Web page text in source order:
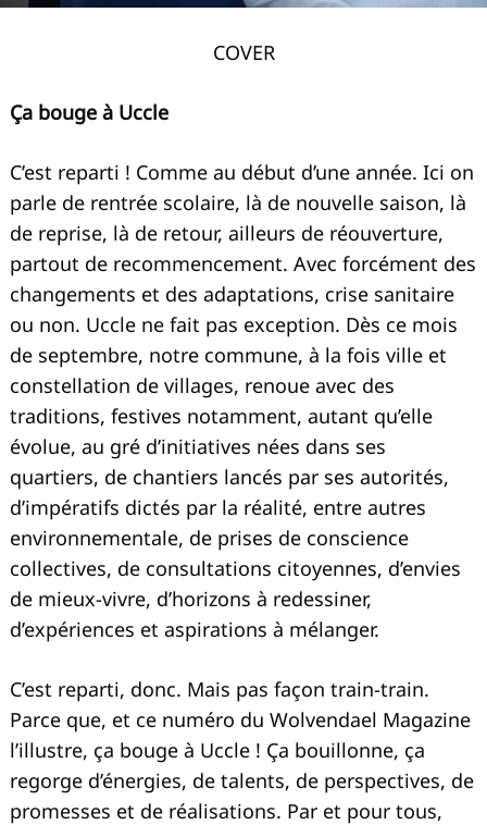
COVER
Ça bouge à Uccle
C’est reparti ! Comme au début d’une année. Ici on
parle de rentrée scolaire, là de nouvelle saison, là
de reprise, là de retour, ailleurs de réouverture,
partout de recommencement. Avec forcément des
changements et des adaptations, crise sanitaire
ou non. Uccle ne fait pas exception. Dès ce mois
de septembre, notre commune, à la fois ville et
constellation de villages, renoue avec des
traditions, festives notamment, autant qu’elle
évolue, au gré d’initiatives nées dans ses
quartiers, de chantiers lancés par ses autorités,
d’impératifs dictés par la réalité, entre autres
environnementale, de prises de conscience
collectives, de consultations citoyennes, d’envies
de mieux-vivre, d’horizons à redessiner,
d’expériences et aspirations à mélanger.
C’est reparti, donc. Mais pas façon train-train.
Parce que, et ce numéro du Wolvendael Magazine
l’illustre, ça bouge à Uccle ! Ça bouillonne, ça
regorge d’énergies, de talents, de perspectives, de
promesses et de réalisations. Par et pour tous,